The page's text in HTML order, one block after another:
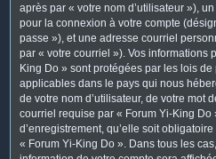
après par « votre nom d’utilisateur »),
pour la connexion à votre compte
passe »), et une adresse courriel
par « votre courriel »). Vos informations
King Do » sont protégées par les lois
applicables dans le pays qui nous
de votre nom d’utilisateur, de votre mot
courriel requise par « Forum Yi-King Do
d’enregistrement, qu’elle soit
« Forum Yi-King Do ». Dans tous les